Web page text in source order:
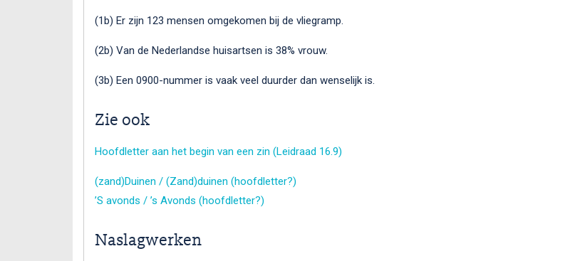
(1b) Er zijn 123 mensen omgekomen bij de vliegramp.
(2b) Van de Nederlandse huisartsen is 38% vrouw.
(3b) Een 0900-nummer is vaak veel duurder dan wenselijk is.
Zie ook
Hoofdletter aan het begin van een zin (Leidraad 16.9)
(zand)Duinen / (Zand)duinen (hoofdletter?)
’S avonds / ’s Avonds (hoofdletter?)
Naslagwerken